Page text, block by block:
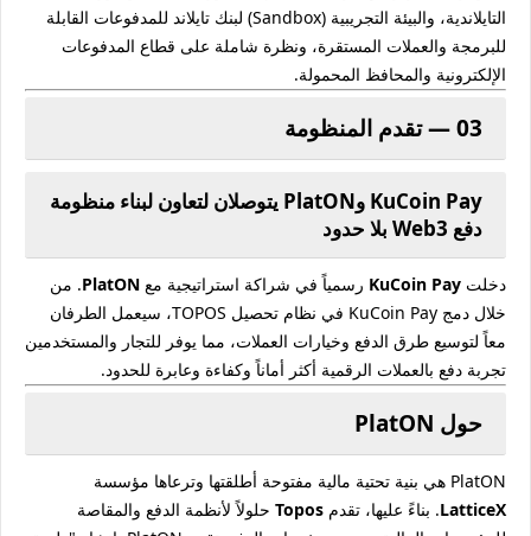
التايلاندية، والبيئة التجريبية (Sandbox) لبنك تايلاند للمدفوعات القابلة
للبرمجة والعملات المستقرة، ونظرة شاملة على قطاع المدفوعات
الإلكترونية والمحافظ المحمولة.
03 — تقدم المنظومة
KuCoin Pay وPlatON يتوصلان لتعاون لبناء منظومة
دفع Web3 بلا حدود
دخلت KuCoin Pay رسمياً في شراكة استراتيجية مع PlatON. من
خلال دمج KuCoin Pay في نظام تحصيل TOPOS، سيعمل الطرفان
معاً لتوسيع طرق الدفع وخيارات العملات، مما يوفر للتجار والمستخدمين
تجربة دفع بالعملات الرقمية أكثر أماناً وكفاءة وعابرة للحدود.
حول PlatON
PlatON هي بنية تحتية مالية مفتوحة أطلقتها وترعاها مؤسسة
LatticeX. بناءً عليها، تقدم Topos حلولاً لأنظمة الدفع والمقاصة